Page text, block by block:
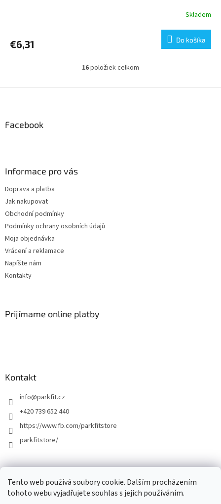
Tento web používá soubory cookie. Dalším procházením
tohoto webu vyjadřujete souhlas s jejich používáním.
Skladem
€6,31 Do košíka
O
l
16položiek celkom
Facebook
Informace pro vás
Doprava a platba
Jak nakupovat
Obchodní podmínky
Podmínky ochrany osobních údajů
Moja objednávka
Vrácení a reklamace
Napíšte nám
Kontakty
Prijímame online platby
Kontakt
info@parkfit.cz
+420 739 652 440
https://www.fb.com/parkfitstore
parkfitstore/